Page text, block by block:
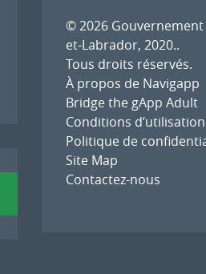
© 2026
et-Labrador, 2020..
Tous droits réservés.
À propos de Navigapp
Bridge the gApp Adult
Conditions d’utilisation
Politique de
Site Map
Contactez-nous